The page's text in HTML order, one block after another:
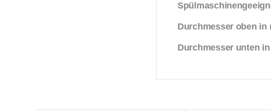
Durchmesser oben in
Durchmesser unten